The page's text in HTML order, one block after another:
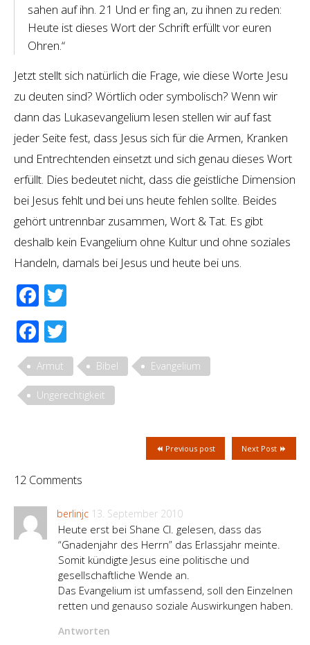
sahen auf ihn. 21 Und er fing an, zu ihnen zu reden:
Heute ist dieses Wort der Schrift erfüllt vor euren
Ohren.“
Jetzt stellt sich natürlich die Frage, wie diese Worte Jesu
zu deuten sind? Wörtlich oder symbolisch? Wenn wir
dann das Lukasevangelium lesen stellen wir auf fast
jeder Seite fest, dass Jesus sich für die Armen, Kranken
und Entrechtenden einsetzt und sich genau dieses Wort
erfüllt. Dies bedeutet nicht, dass die geistliche Dimension
bei Jesus fehlt und bei uns heute fehlen sollte. Beides
gehört untrennbar zusammen, Wort & Tat. Es gibt
deshalb kein Evangelium ohne Kultur und ohne soziales
Handeln, damals bei Jesus und heute bei uns.
Facebook
Facebook
Armut Bibel Evangelium
Ungerechtigkeit
Next Post
Previous post
12 Comments
berlinjc 13. September 2010
Heute erst bei Shane Cl. gelesen, dass das
“Gnadenjahr des Herrn” das Erlassjahr meinte.
Somit kündigte Jesus eine politische und
gesellschaftliche Wende an.
Das Evangelium ist umfassend, soll den Einzelnen
retten und genauso soziale Auswirkungen haben.
Antworten